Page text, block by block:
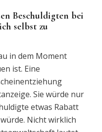
Beschuldigten bei
selbst zu
in dem Moment
ist. Eine
Sie würde nur
etwas Rabatt
Nicht wirklich